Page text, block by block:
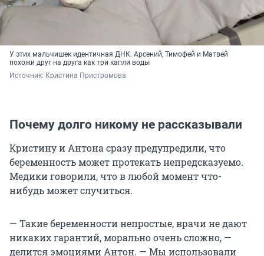
У этих мальчишек идентичная ДНК. Арсений, Тимофей и Матвей
похожи друг на друга как три капли воды
Источник: Кристина Пристромова
Почему долго никому не рассказывали
Кристину и Антона сразу предупредили, что
беременность может протекать непредсказуемо.
Медики говорили, что в любой момент что-
нибудь может случиться.
— Такие беременности непростые, врачи не дают
никаких гарантий, морально очень сложно, —
делится эмоциями Антон. — Мы использовали